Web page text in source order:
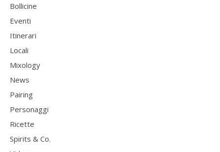
Bollicine
Eventi
Itinerari
Locali
Mixology
News
Pairing
Personaggi
Ricette
Spirits & Co.